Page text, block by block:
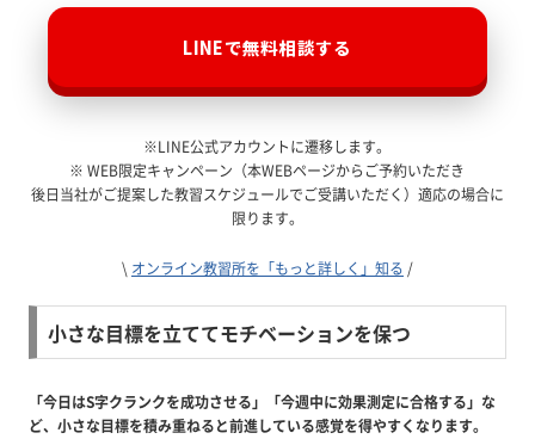
LINEで無料相談する
※LINE公式アカウントに遷移します。
※ WEB限定キャンペーン（本WEBページからご予約いただき
後日当社がご提案した教習スケジュールでご受講いただく）適応の場合に
限ります。
\ オンライン教習所を「もっと詳しく」知る /
小さな目標を立ててモチベーションを保つ
「今日はS字クランクを成功させる」「今週中に効果測定に合格する」な
ど、小さな目標を積み重ねると前進している感覚を得やすくなります。